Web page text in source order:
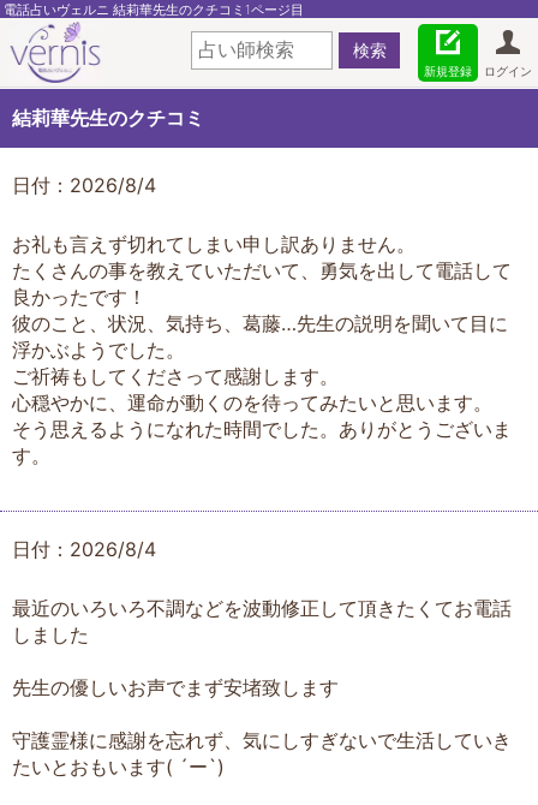
電話占いヴェルニ 結莉華先生のクチコミ1ページ目
ログイン
新規登録
結莉華先生のクチコミ
日付：2026/8/4
お礼も言えず切れてしまい申し訳ありません。
たくさんの事を教えていただいて、勇気を出して電話して
良かったです！
彼のこと、状況、気持ち、葛藤…先生の説明を聞いて目に
浮かぶようでした。
ご祈祷もしてくださって感謝します。
心穏やかに、運命が動くのを待ってみたいと思います。
そう思えるようになれた時間でした。ありがとうございま
す。
日付：2026/8/4
最近のいろいろ不調などを波動修正して頂きたくてお電話
しました
先生の優しいお声でまず安堵致します
守護霊様に感謝を忘れず、気にしすぎないで生活していき
たいとおもいます( ´ー`)